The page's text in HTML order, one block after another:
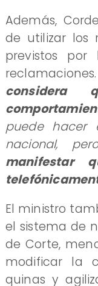
Además,
de utilizar los
previstos
puede hacer
nacional,
manifestar
El ministro
el sistema de
de Corte,
modificar la
quinas y